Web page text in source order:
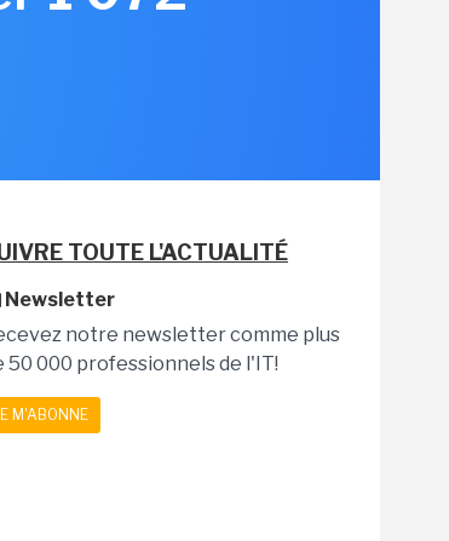
TOUTE L'ACTUALITÉ
Newsletter
notre newsletter comme plus
50 000 professionnels de l'IT!
M'ABONNE